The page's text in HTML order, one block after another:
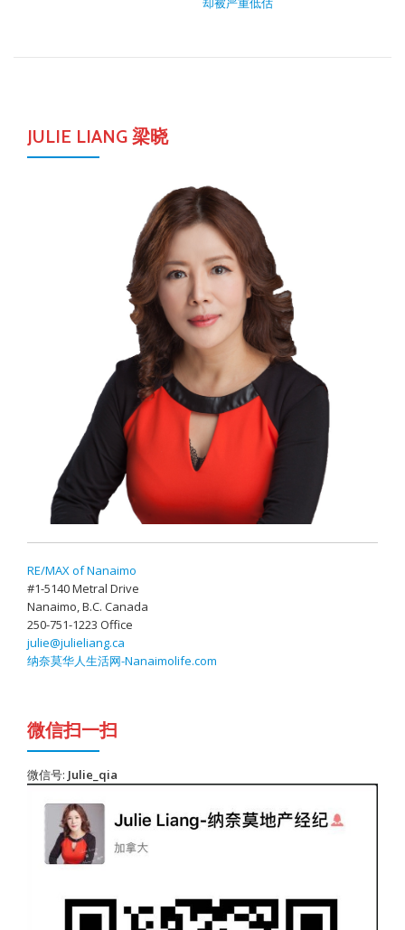
JULIE LIANG 梁晓
RE/MAX of Nanaimo
#1-5140 Metral Drive
Nanaimo, B.C. Canada
250-751-1223 Office
julie@julieliang.ca
纳奈莫华人生活网-Nanaimolife.com
微信扫一扫
微信号: Julie_qia